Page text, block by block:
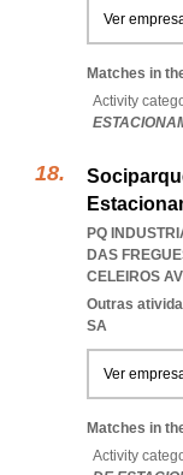
Ver
Matches in
Activity
PQ
DAS
CELEIROS
Outras
SA
Ver
Matches in
Activity